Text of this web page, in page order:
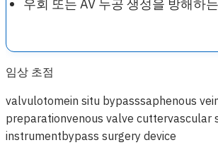
우회 또는 AV 누공 생성을 방해하
임상 초점
valvulotomein situ bypasssaphenous
preparationvenous valve cuttervascular
instrument bypass surgery device